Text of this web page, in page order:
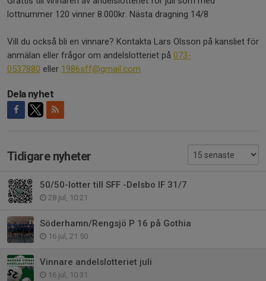
lottnummer 120 vinner 8.000kr. Nästa dragning 14/8
Vill du också bli en vinnare? Kontakta Lars Olsson på kansliet för
anmälan eller frågor om andelslotteriet på 073-
0537880 eller 1986sff@gmail.com
Dela nyhet
Tidigare nyheter
50/50-lotter till SFF -Delsbo IF 31/7
28 jul, 10:21
Söderhamn/Rengsjö P 16 på Gothia
16 jul, 21:50
Vinnare andelslotteriet juli
16 jul, 10:31